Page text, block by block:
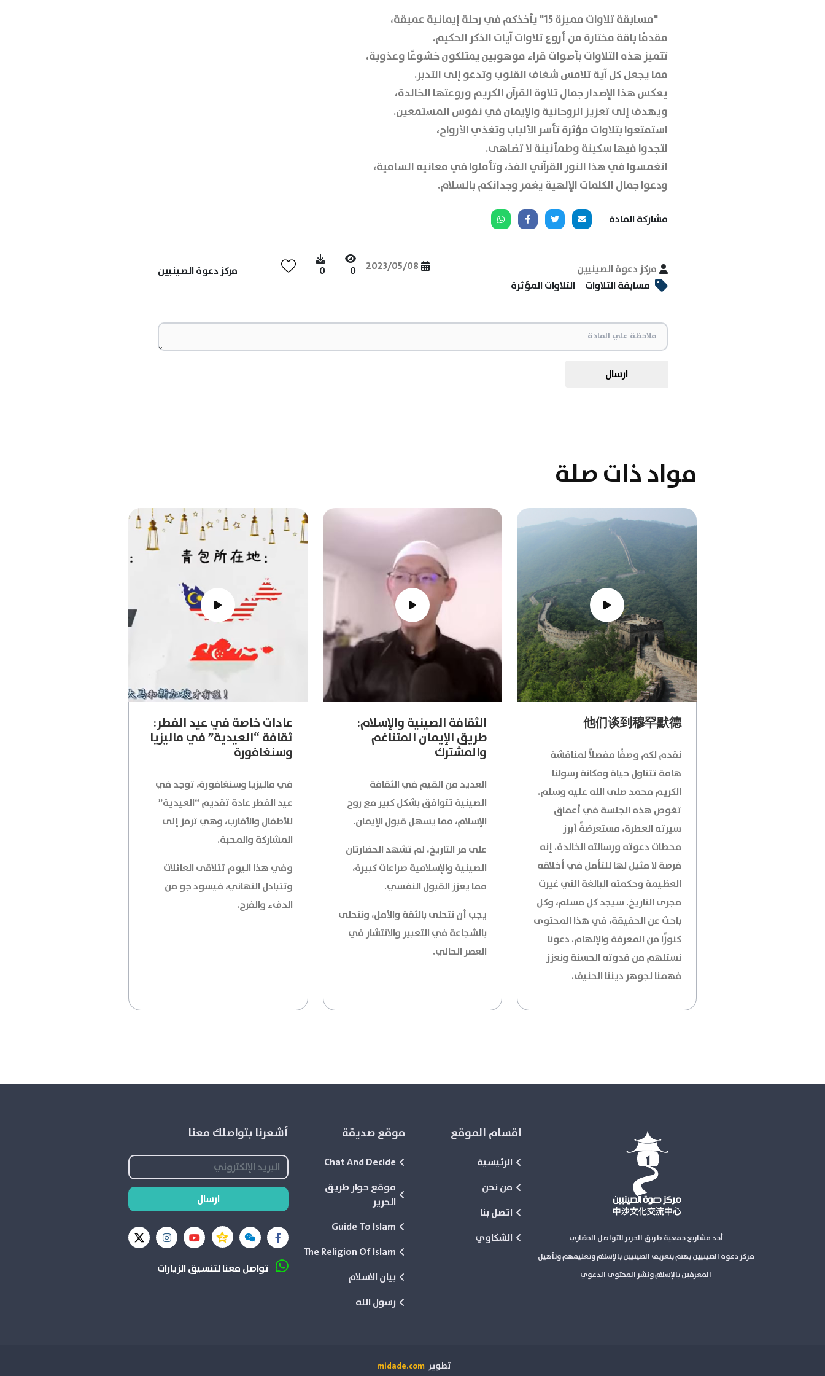
"مسابقة تلاوات مميزة 15" يأخذكم في رحلة إيمانية عميقة،
مقدمًا باقة مختارة من أروع تلاوات آيات الذكر الحكيم.
تتميز هذه التلاوات بأصوات قراء موهوبين يمتلكون خشوعًا وعذوبة،
مما يجعل كل آية تلامس شغاف القلوب وتدعو إلى التدبر.
يعكس هذا الإصدار جمال تلاوة القرآن الكريم وروعتها الخالدة،
ويهدف إلى تعزيز الروحانية والإيمان في نفوس المستمعين.
استمتعوا بتلاوات مؤثرة تأسر الألباب وتغذي الأرواح،
لتجدوا فيها سكينة وطمأنينة لا تضاهى.
انغمسوا في هذا النور القرآني الفذ، وتأملوا في معانيه السامية،
ودعوا جمال الكلمات الإلهية يغمر وجدانكم بالسلام.
مشاركة المادة
مركز دعوة الصينيين 2023/05/08
0
0
مركز دعوة الصينيين
مسابقة التلاوات
التلاوات المؤثرة
ارسال
مواد ذات صلة
他们谈到穆罕默德
نقدم لكم وصفًا مفصلاً لمناقشة
هامة تتناول حياة ومكانة رسولنا
الكريم محمد صلى الله عليه وسلم.
تغوص هذه الجلسة في أعماق
سيرته العطرة، مستعرضةً أبرز
محطات دعوته ورسالته الخالدة. إنه
فرصة لا مثيل لها للتأمل في أخلاقه
العظيمة وحكمته البالغة التي غيرت
مجرى التاريخ. سيجد كل مسلم، وكل
باحث عن الحقيقة، في هذا المحتوى
كنوزًا من المعرفة والإلهام. دعونا
نستلهم من قدوته الحسنة ونعزز
فهمنا لجوهر ديننا الحنيف.
الثقافة الصينية والإسلام:
طريق الإيمان المتناغم
والمشترك
العديد من القيم في الثقافة
الصينية تتوافق بشكل كبير مع روح
الإسلام، مما يسهل قبول الإيمان.
على مر التاريخ، لم تشهد الحضارتان
الصينية والإسلامية صراعات كبيرة،
مما يعزز القبول النفسي.
يجب أن نتحلى بالثقة والأمل، ونتحلى
بالشجاعة في التعبير والانتشار في
العصر الحالي.
عادات خاصة في عيد الفطر:
ثقافة “العيدية” في ماليزيا
وسنغافورة
في ماليزيا وسنغافورة، توجد في
عيد الفطر عادة تقديم “العيدية”
للأطفال والأقارب، وهي ترمز إلى
المشاركة والمحبة.
وفي هذا اليوم تتلاقى العائلات
وتتبادل التهاني، فيسود جو من
الدفء والفرح.
أحد مشاريع جمعية طريق الحرير للتواصل الحضاري
مركز دعوة الصينيين يهتم بتعريف الصينيين بالإسلام وتعليمهم وتأهيل
المعرفين بالإسلام ونشر المحتوى الدعوي
اقسام الموقع
الرئيسية
من نحن
اتصل بنا
الشكاوي
موقع صديقة
Chat And Decide
موقع حوار طريق
الحرير
Guide To Islam
The Religion Of Islam
بيان الاسلام
رسول الله
أشعرنا بتواصلك معنا
ارسال
تواصل معنا لتنسيق الزيارات
تطوير midade.com